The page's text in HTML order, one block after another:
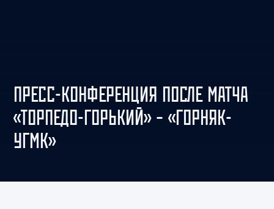
ПРЕСС-КОНФЕРЕНЦИЯ ПОСЛЕ МАТЧА
«ТОРПЕДО-ГОРЬКИЙ» – «ГОРНЯК-
УГМК»